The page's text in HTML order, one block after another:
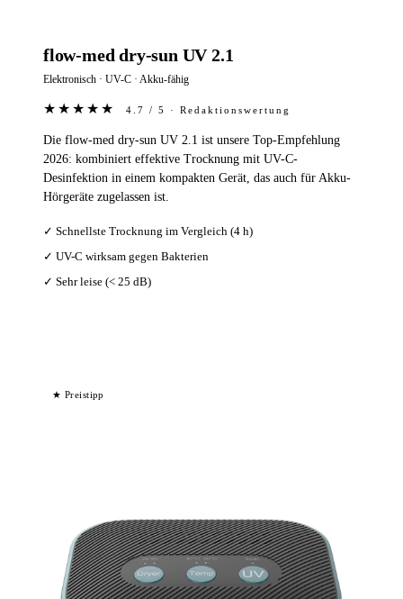
flow-med dry-sun UV 2.1
Elektronisch · UV-C · Akku-fähig
★★★★★ 4.7 / 5 · Redaktionswertung
Die flow-med dry-sun UV 2.1 ist unsere Top-Empfehlung
2026: kombiniert effektive Trocknung mit UV-C-
Desinfektion in einem kompakten Gerät, das auch für Akku-
Hörgeräte zugelassen ist.
✓ Schnellste Trocknung im Vergleich (4 h)
✓ UV-C wirksam gegen Bakterien
✓ Sehr leise (< 25 dB)
★ Preistipp